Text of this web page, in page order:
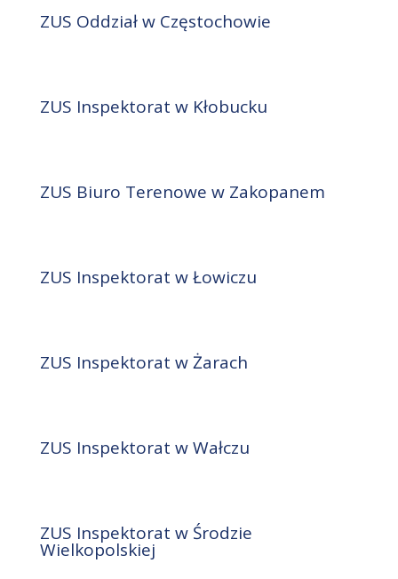
ZUS Oddział w Częstochowie
ZUS Inspektorat w Kłobucku
ZUS Biuro Terenowe w Zakopanem
ZUS Inspektorat w Łowiczu
ZUS Inspektorat w Żarach
ZUS Inspektorat w Wałczu
ZUS Inspektorat w Środzie
Wielkopolskiej